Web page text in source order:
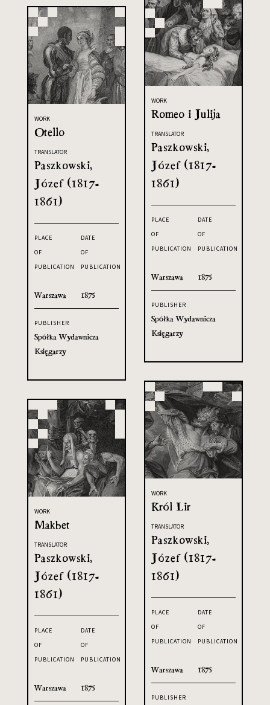
WORK
Romeo i Julija
TRANSLATOR
Paszkowski,
Józef (1817-
1861)
PLACE
OF
PUBLICATION
Warszawa
DATE
OF
PUBLICATION
1875
PUBLISHER
Spółka Wydawnicza
Księgarzy
WORK
Otello
TRANSLATOR
Paszkowski,
Józef (1817-
1861)
PLACE
OF
PUBLICATION
Warszawa
DATE
OF
PUBLICATION
1875
PUBLISHER
Spółka Wydawnicza
Księgarzy
WORK
Król Lir
TRANSLATOR
Paszkowski,
Józef (1817-
1861)
PLACE
OF
PUBLICATION
Warszawa
DATE
OF
PUBLICATION
1875
PUBLISHER
WORK
Makbet
TRANSLATOR
Paszkowski,
Józef (1817-
1861)
PLACE
OF
PUBLICATION
Warszawa
DATE
OF
PUBLICATION
1875